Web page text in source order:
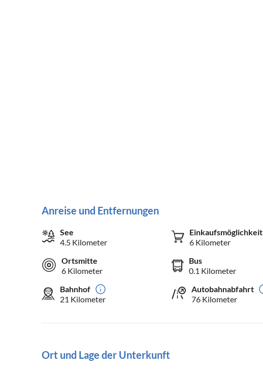
Anreise und Entfernungen
See
4.5 Kilometer
Einkaufsmöglichkeit
6 Kilometer
Ortsmitte
6 Kilometer
Bus
0.1 Kilometer
Bahnhof
21 Kilometer
Autobahnabfahrt
76 Kilometer
Ort und Lage der Unterkunft